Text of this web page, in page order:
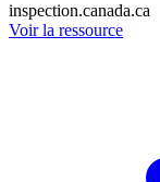
inspection.canada.ca
Voir la ressource